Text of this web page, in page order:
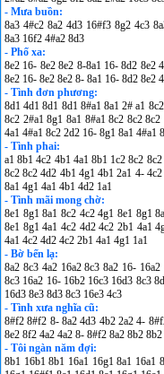
- Mưa buồn:
8a3 4#c2 8a2 4d3 16#f3 8g2 4c3
8a3 16f2 4#a2 8d3
- Phố xa:
8e2 16- 8e2 8e2 8-8a1 16- 8d2 8e2
8e2 16- 8e2 8e2 8- 8a1 16- 8d2 8e2
- Tình đơn phương:
8d1 4d1 8d1 8d1 8#a1 8a1 2# a1
8c2 2#a1 8g1 8a1 8#a1 8c2 8c2
4a1 4#a1 8c2 2d2 16- 8g1 8a1 4#a1
- Tình phai:
a1 8b1 4c2 4b1 4a1 8b1 1c2 8c2
8c2 8c2 4d2 4b1 4g1 4b1 2a1 4-
8a1 4g1 4a1 4b1 4d2 1a1
- Tình mãi mong chờ:
8e1 8g1 8a1 8c2 4c2 4g1 8e1 8g1
8e1 8g1 4a1 4c2 4d2 4c2 2b1 4a1
4a1 4c2 4d2 4c2 2b1 4a1 4g1 1a1
- Bờ bến lạ:
8a2 8c3 4a2 16a2 8c3 8a2 16-
8c3 16a2 16- 16b2 16c3 16d3 8c3
16d3 8e3 8d3 8c3 16e3 4c3
- Tình xưa nghĩa cũ:
8#f2 8#f2 8- 8a2 4d3 4b2 2a2 4-
8e2 8f2 4a2 4a2 8- 8#f2 8a2 8b2
- Tôi ngàn năm đợi:
8b1 16b1 8b1 16a1 16g1 8a1 16a1